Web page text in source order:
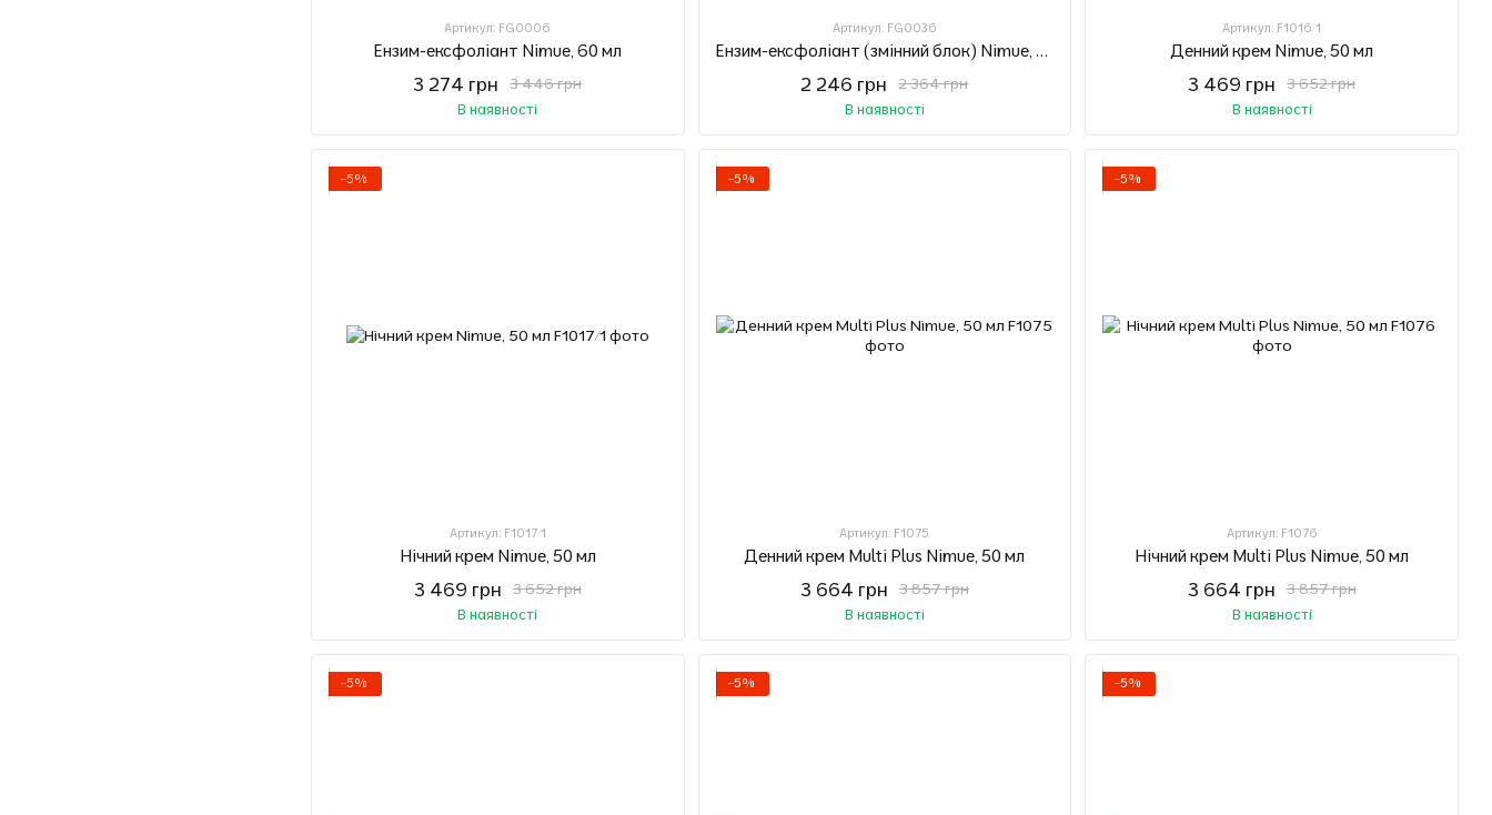
Артикул: FG0006
Ензим-ексфоліант Nimue, 60 мл
3 446 грн
3 274 грн
В наявності
Артикул: FG0036
Ензим-ексфоліант (змінний блок) Nimue, 60 мл
2 364 грн
2 246 грн
В наявності
Артикул: F1016/1
Денний крем Nimue, 50 мл
3 652 грн
3 469 грн
В наявності
−5%
Артикул: F1017/1
Нічний крем Nimue, 50 мл
3 652 грн
3 469 грн
В наявності
−5%
Артикул: F1075
Денний крем Multi Plus Nimue, 50 мл
3 857 грн
3 664 грн
В наявності
−5%
Артикул: F1076
Нічний крем Multi Plus Nimue, 50 мл
3 857 грн
3 664 грн
В наявності
−5% −5% −5%